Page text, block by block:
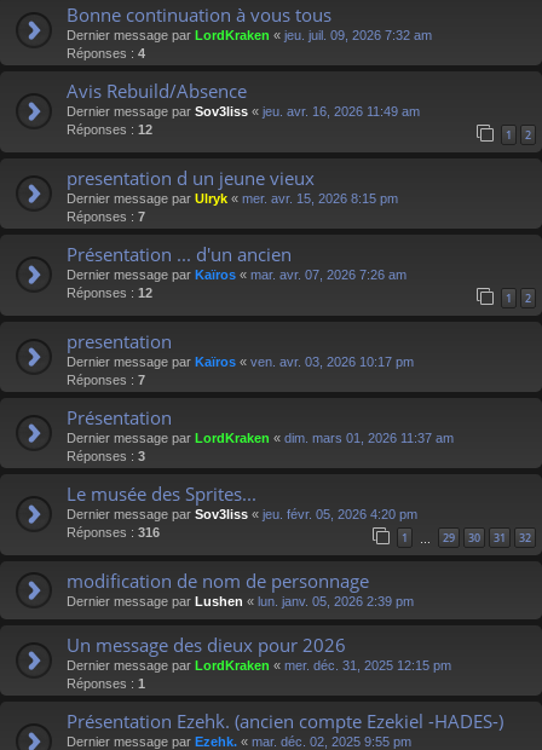
Bonne continuation à vous tous
Dernier message par LordKraken « jeu. juil. 09, 2026 7:32 am
Réponses : 4
Avis Rebuild/Absence
Dernier message par Sov3liss « jeu. avr. 16, 2026 11:49 am
Réponses : 12 1 2
presentation d un jeune vieux
Dernier message par Ulryk « mer. avr. 15, 2026 8:15 pm
Réponses : 7
Présentation ... d'un ancien
Dernier message par Kaïros « mar. avr. 07, 2026 7:26 am
Réponses : 12 1 2
presentation
Dernier message par Kaïros « ven. avr. 03, 2026 10:17 pm
Réponses : 7
Présentation
Dernier message par LordKraken « dim. mars 01, 2026 11:37 am
Réponses : 3
Le musée des Sprites...
Dernier message par Sov3liss « jeu. févr. 05, 2026 4:20 pm
Réponses : 316 1 29 30 31 32
modification de nom de personnage
Dernier message par Lushen « lun. janv. 05, 2026 2:39 pm
Un message des dieux pour 2026
Dernier message par LordKraken « mer. déc. 31, 2025 12:15 pm
Réponses : 1
Présentation Ezehk. (ancien compte Ezekiel -HADES-)
Dernier message par Ezehk. « mar. déc. 02, 2025 9:55 pm